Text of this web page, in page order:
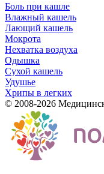
Боль при кашле
Влажный кашель
Лающий кашель
Мокрота
Нехватка воздуха
Одышка
Сухой кашель
Удушье
Хрипы в легких
© 2008-2026